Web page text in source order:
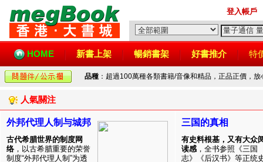
登入帳戶
HOME 新書上架 暢銷書架 好書推介 特
品種 ：超過100萬種各類書籍/音像和精品，正品正價，
人氣關注
外邦代理人制与城邦
古代希腊世界的制度网
络 ，以古希腊重要的荣誉
制度“外邦代理人制”为透
三国的真相
有史料根基，又有大众
读感 ，全书参照《三国
志》《后汉书》等正统